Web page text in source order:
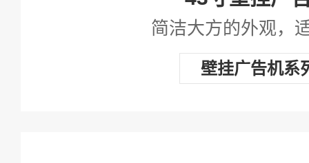
简洁大方的外观，
壁挂广告机系